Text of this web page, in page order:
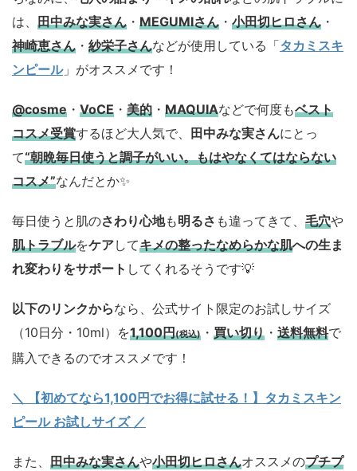
は、 田中みな実さん ・ MEGUMIさん ・ 小田切ヒロさん ・
神崎恵さん ・ 紗栄子さんなどが使用している「タカミスキ
ンピール」がオススメです！
@cosme ・ VoCE ・ 美的 ・ MAQUIAなどで何度もベスト
コスメ受賞するほど大人気で、 田中みな実さんにとっ
て“朝晩毎日使うと調子がいい。もはやなくてはならない
コスメ”なんだとか✨
毎日使うと肌のさわり心地も明るさ も違ってきて、 毛穴や
肌トラブルをケアしてキメの整ったなめらかな肌への生ま
れ変わりをサポート してくれるそうです💡
以下のリンクからなら、公式サイト限定のお試しサイズ
（10日分・10ml）を1,100円(税込) ・ 買い切り ・ 送料無料で
購入できるのでオススメです！
＼ 【初めてなら1,100円でお得に試せる！】タカミスキン
ピール お試しサイズ／
また、 田中みな実さんや小田切ヒロさんオススメのプチプ